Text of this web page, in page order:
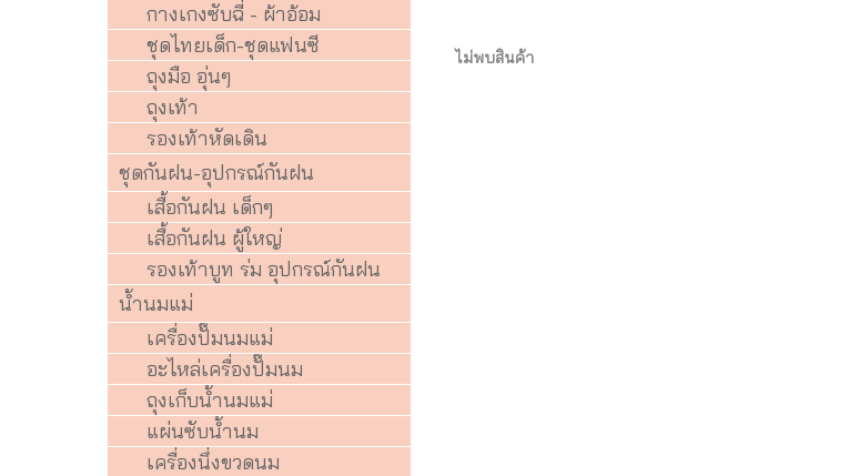
ไม่พบสินค้า
กางเกงซับฉี่ - ผ้าอ้อม
ชุดไทยเด็ก-ชุดแฟนซี
ถุงมือ อุ่นๆ
ถุงเท้า
รองเท้าหัดเดิน
ชุดกันฝน-อุปกรณ์กันฝน
เสื้อกันฝน เด็กๆ
เสื้อกันฝน ผู้ใหญ่
รองเท้าบูท ร่ม อุปกรณ์กันฝน
น้ำนมแม่
เครื่องปั๊มนมแม่
อะไหล่เครื่องปั๊มนม
ถุงเก็บน้ำนมแม่
แผ่นซับน้ำนม
เครื่องนึ่งขวดนม